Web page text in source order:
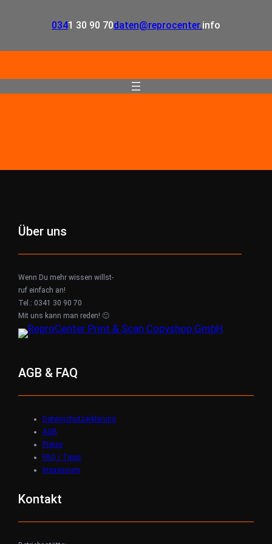
0341 30 90 70daten@reprocenter.info
Über uns
Wenn Du mehr wissen willst-
ruf einfach an!
Tel.: 0341 30 90 70
Mit uns kann man reden! 🙂
AGB & FAQ
Datenschutzerklärung
AGB
Preise
FAQ / Tipps
Impressum
Kontakt